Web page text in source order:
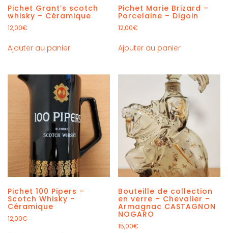
Pichet Grant’s scotch
whisky – Céramique
12,00€
Ajouter au panier
Pichet Marie Brizard –
Porcelaine – Digoin
12,00€
Ajouter au panier
Pichet 100 Pipers –
Scotch Whisky –
Céramique
12,00€
Bouteille de collection
en verre – Chevalier –
Armagnac CASTAGNON
NOGARO
15,00€